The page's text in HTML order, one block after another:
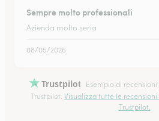
Sempre molto professionali
Azienda molto seria
08/05/2026
Trustpilot
Esempio di
Trustpilot. Visualizza tutte le
Trustpilot.